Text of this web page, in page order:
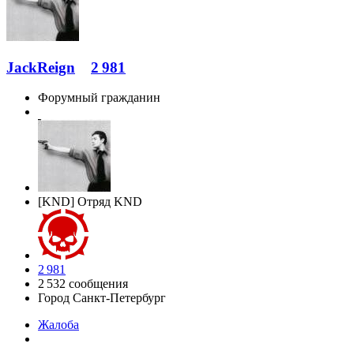
JackReign 2 981
Форумный гражданин
[KND] Отряд KND
2 981
2 532 сообщения
Город Санкт-Петербург
Жалоба